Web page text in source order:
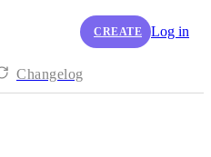
CREATE Log in
Changelog